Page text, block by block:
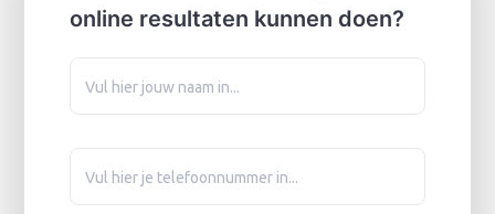
online resultaten kunnen doen?